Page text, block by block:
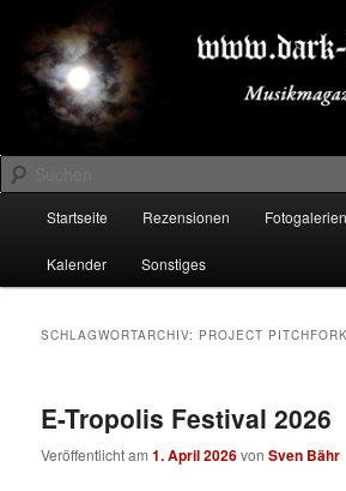
primären
Inhalt
springen
sekundären
Inhalt
springenDARK-FESTIVALS.DE
Suchen
Startseite Rezensionen Fotogalerien
Kalender Sonstiges
SCHLAGWORTARCHIV: PROJECT PITCHFORK
E-Tropolis Festival 2026
Veröffentlicht am1. April 2026vonSven Bähr